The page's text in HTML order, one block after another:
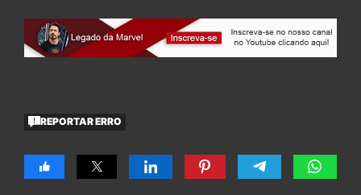
REPORTAR ERRO